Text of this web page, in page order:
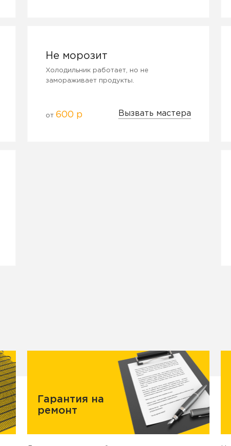
Не морозит
Холодильник работает, но не
замораживает продукты.
от600 р Вызвать мастера
Гарантия на
ремонт